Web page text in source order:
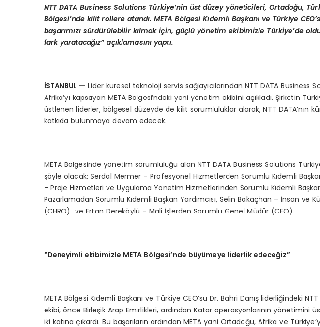
NTT DATA Business Solutions Türkiye’nin üst düzey yöneticileri, Ortadoğu,
Bölgesi’nde kilit rollere atandı. META Bölgesi Kıdemli Başkanı ve Türkiye CEO’
başarımızı sürdürülebilir kılmak için, güçlü yönetim ekibimizle Türkiye’de
fark yaratacağız” açıklamasını yaptı.
İSTANBUL — Lider küresel teknoloji servis sağlayıcılarından NTT DATA Business
Afrika’yı kapsayan META Bölgesi’ndeki yeni yönetim ekibini açıkladı. Şirketin
üstlenen liderler, bölgesel düzeyde de kilit sorumluluklar alarak, NTT DATA’nın
katkıda bulunmaya devam edecek.
META Bölgesinde yönetim sorumluluğu alan NTT DATA Business Solutions
şöyle olacak: Serdal Mermer – Profesyonel Hizmetlerden Sorumlu Kıdemli
– Proje Hizmetleri ve Uygulama Yönetim Hizmetlerinden Sorumlu Kıdemli Başkan
Pazarlamadan Sorumlu Kıdemli Başkan Yardımcısı, Selin Bakaçhan – İnsan ve
(CHRO) ve Ertan Dereköylü – Mali İşlerden Sorumlu Genel Müdür (CFO).
“Deneyimli ekibimizle META Bölgesi’nde büyümeye liderlik edeceğiz”
META Bölgesi Kıdemli Başkanı ve Türkiye CEO’su Dr. Bahri Danış liderliğindeki
ekibi, önce Birleşik Arap Emirlikleri, ardından Katar operasyonlarının yönetimini
iki katına çıkardı. Bu başarıların ardından META yani Ortadoğu, Afrika ve